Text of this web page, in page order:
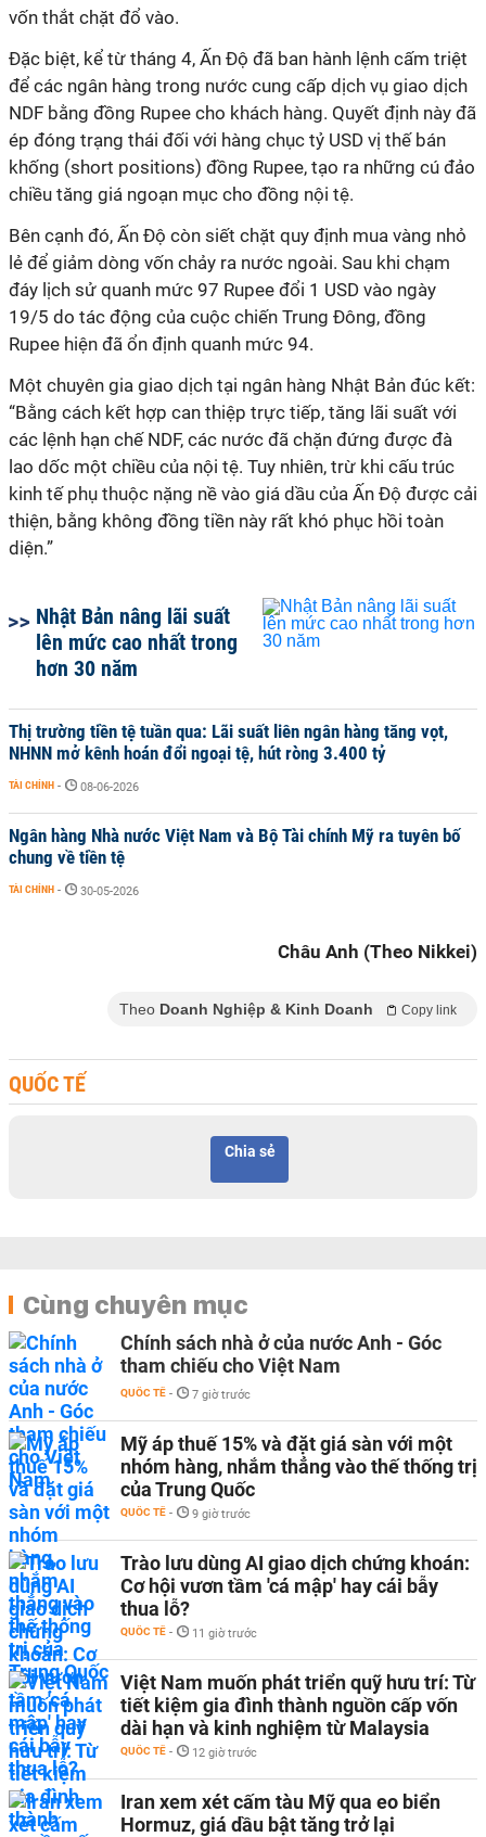
vốn thắt chặt đổ vào.
Đặc biệt, kể từ tháng 4, Ấn Độ đã ban hành lệnh cấm triệt
để các ngân hàng trong nước cung cấp dịch vụ giao dịch
NDF bằng đồng Rupee cho khách hàng. Quyết định này đã
ép đóng trạng thái đối với hàng chục tỷ USD vị thế bán
khống (short positions) đồng Rupee, tạo ra những cú đảo
chiều tăng giá ngoạn mục cho đồng nội tệ.
Bên cạnh đó, Ấn Độ còn siết chặt quy định mua vàng nhỏ
lẻ để giảm dòng vốn chảy ra nước ngoài. Sau khi chạm
đáy lịch sử quanh mức 97 Rupee đổi 1 USD vào ngày
19/5 do tác động của cuộc chiến Trung Đông, đồng
Rupee hiện đã ổn định quanh mức 94.
Một chuyên gia giao dịch tại ngân hàng Nhật Bản đúc kết:
“Bằng cách kết hợp can thiệp trực tiếp, tăng lãi suất với
các lệnh hạn chế NDF, các nước đã chặn đứng được đà
lao dốc một chiều của nội tệ. Tuy nhiên, trừ khi cấu trúc
kinh tế phụ thuộc nặng nề vào giá dầu của Ấn Độ được cải
thiện, bằng không đồng tiền này rất khó phục hồi toàn
diện.”
Nhật Bản nâng lãi suất
lên mức cao nhất trong
hơn 30 năm
Thị trường tiền tệ tuần qua: Lãi suất liên ngân hàng tăng vọt,
NHNN mở kênh hoán đổi ngoại tệ, hút ròng 3.400 tỷ
TÀI CHÍNH - 08-06-2026
Ngân hàng Nhà nước Việt Nam và Bộ Tài chính Mỹ ra tuyên bố
chung về tiền tệ
TÀI CHÍNH - 30-05-2026
Châu Anh (Theo Nikkei)
Theo Doanh Nghiệp & Kinh Doanh Copy link
QUỐC TẾ
Chia sẻ
Cùng chuyên mục
Chính sách nhà ở của nước Anh - Góc
tham chiếu cho Việt Nam
QUỐC TẾ - 7 giờ trước
Mỹ áp thuế 15% và đặt giá sàn với một
nhóm hàng, nhắm thẳng vào thế thống trị
của Trung Quốc
QUỐC TẾ - 9 giờ trước
Trào lưu dùng AI giao dịch chứng khoán:
Cơ hội vươn tầm 'cá mập' hay cái bẫy
thua lỗ?
QUỐC TẾ - 11 giờ trước
Việt Nam muốn phát triển quỹ hưu trí: Từ
tiết kiệm gia đình thành nguồn cấp vốn
dài hạn và kinh nghiệm từ Malaysia
QUỐC TẾ - 12 giờ trước
Iran xem xét cấm tàu Mỹ qua eo biển
Hormuz, giá dầu bật tăng trở lại